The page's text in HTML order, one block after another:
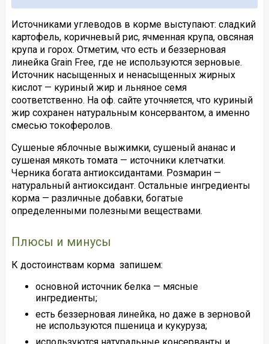
Источниками углеводов в корме выступают: сладкий
картофель, коричневый рис, ячменная крупа, овсяная
крупа и горох. Отметим, что есть и беззерновая
линейка Grain Free, где не используются зерновые.
Источник насыщенных и ненасыщенных жирных
кислот — куриный жир и льняное семя
соответственно. На оф. сайте уточняется, что куриный
жир сохранен натуральным консервантом, а именно
смесью токоферолов.
Сушеные яблочные выжимки, сушеный ананас и
сушеная мякоть томата — источники клетчатки.
Черника богата антиоксидантами. Розмарин —
натуральный антиоксидант. Остальные ингредиенты
корма — различные добавки, богатые
определенными полезными веществами.
Плюсы и минусы
К достоинствам корма запишем:
основной источник белка — мясные
ингредиенты;
есть беззерновая линейка, но даже в зерновой
не используются пшеница и кукуруза;